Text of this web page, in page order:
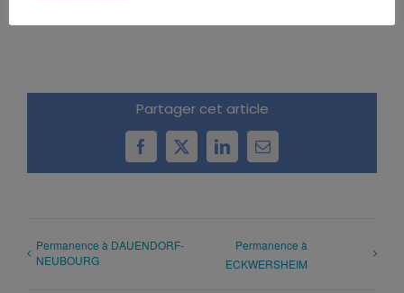
Partager cet article
Facebook
X LinkedInEmail
Permanence à DAUENDORF-
NEUBOURG
Permanence à
ECKWERSHEIM